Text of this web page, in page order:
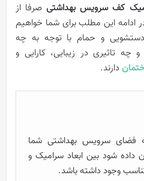
کف سرویس بهداشتیصرفا از
ادامه این مطلب برای شما خواهیم
و حمام با توجه به چه
و چه تاثیری در زیبایی، کارایی و
دارند.
فضای سرویس بهداشتی شما
داده شود بین ابعاد سرامیک و
وجود داشته باشد.